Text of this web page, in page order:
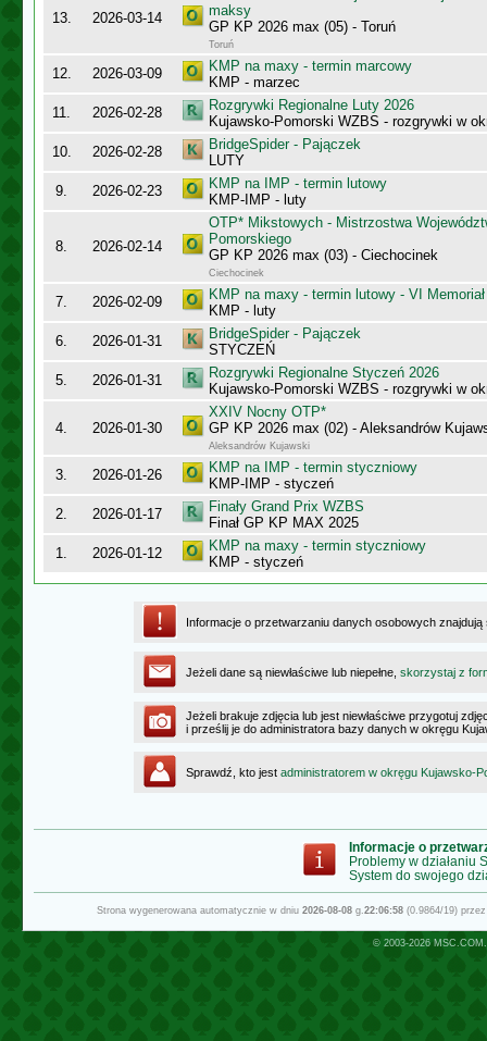
13. 2026-03-14
maksy
GP KP 2026 max (05) - Toruń
Toruń
12. 2026-03-09
KMP na maxy - termin marcowy
KMP - marzec
11.
2026-02-28
Rozgrywki Regionalne Luty 2026
Kujawsko-Pomorski WZBS - rozgrywki w
10.
2026-02-28
BridgeSpider - Pajączek
LUTY
9.
2026-02-23
KMP na IMP - termin lutowy
KMP-IMP - luty
8. 2026-02-14
OTP* Mikstowych - Mistrzostwa
Pomorskiego
GP KP 2026 max (03) - Ciechocinek
Ciechocinek
7. 2026-02-09
KMP na maxy - termin lutowy - VI
KMP - luty
6.
2026-01-31
BridgeSpider - Pajączek
STYCZEŃ
5.
2026-01-31
Rozgrywki Regionalne Styczeń 2026
Kujawsko-Pomorski WZBS - rozgrywki w
4. 2026-01-30
XXIV Nocny OTP*
GP KP 2026 max (02) - Aleksandrów
Aleksandrów Kujawski
3. 2026-01-26
KMP na IMP - termin styczniowy
KMP-IMP - styczeń
2.
2026-01-17
Finały Grand Prix WZBS
Finał GP KP MAX 2025
1.
2026-01-12
KMP na maxy - termin styczniowy
KMP - styczeń
Informacje o przetwarzaniu danych osobowych
Jeżeli dane są niewłaściwe lub niepełne, skorzystaj z
Jeżeli brakuje zdjęcia lub jest niewłaściwe przygotuj
i prześlij je do administratora bazy danych w okręgu
Sprawdź, kto jest administratorem w okręgu Kujawsko-
Informacje o
Problemy w działaniu
System do swojego
Strona wygenerowana automatycznie w dniu 2026-08-08g.22:06:58(0.9864/19)
© 2003-2026